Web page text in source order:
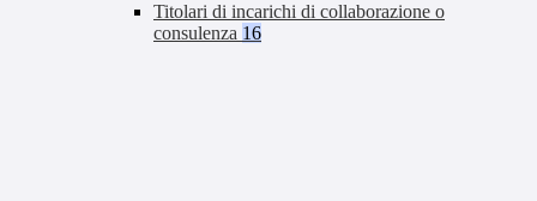
Titolari di incarichi di collaborazione o
consulenza 16